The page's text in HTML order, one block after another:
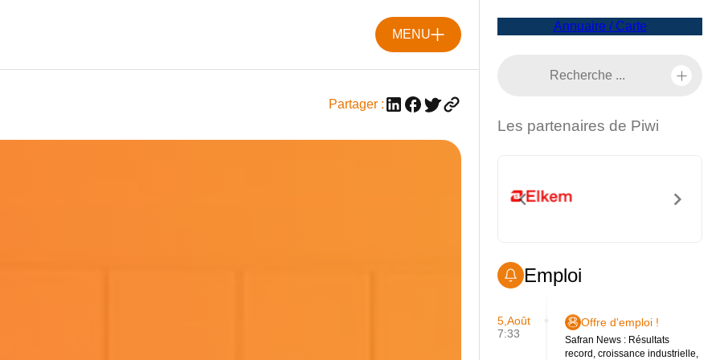
MENU
Partager :
Annuaire / Carte
Les partenaires de Piwi
Emploi
5,Août
7:33
Offre d'emploi !
Safran News : Résultats
record, croissance industrielle,